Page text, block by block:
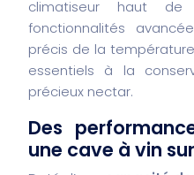
climatiseur haut
fonctionnalités
précis de la
essentiels à la
précieux nectar.
Des
une cave à vin